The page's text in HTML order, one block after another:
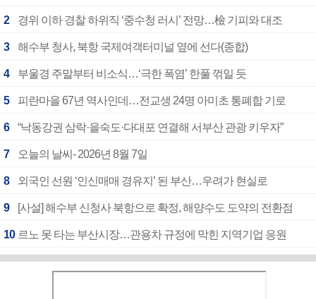
2 경위 이하 경찰 하위직 ‘중수청 러시’ 전망…檢 기피와 대조
3 해수부 청사, 북항 국제여객터미널 옆에 선다(종합)
4 부울경 주말부터 비소식…‘극한 폭염’ 한풀 꺾일 듯
5 피란마을 67년 역사인데…전교생 24명 아미초 통폐합 기로
6 “낙동강권 삼락·을숙도·다대포 연결해 서부산 관광 키우자”
7 오늘의 날씨- 2026년 8월 7일
8 외국인 선원 ‘인신매매 경유지’ 된 부산…우려가 현실로
9 [사설] 해수부 신청사 북항으로 확정, 해양수도 도약의 전환점
10 르노 못 타는 부산시장…관용차 규정에 막힌 지역기업 응원